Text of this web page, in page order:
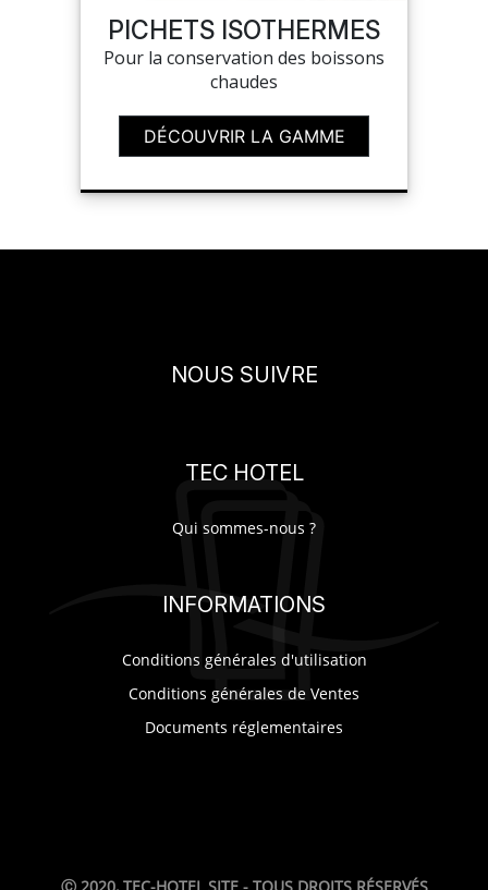
PICHETS ISOTHERMES
Pour la conservation des boissons
chaudes
DÉCOUVRIR LA GAMME
NOUS SUIVRE
TEC HOTEL
Qui sommes-nous ?
INFORMATIONS
Conditions générales d'utilisation
Conditions générales de Ventes
Documents réglementaires